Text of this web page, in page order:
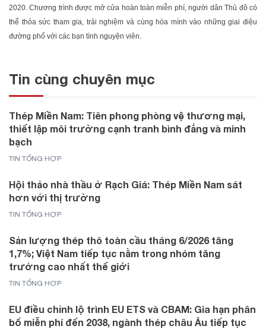
2020. Chương trình được mở cửa hoàn toàn miễn phí, người dân Thủ đô có
thể thỏa sức tham gia, trải nghiệm và cùng hòa mình vào những giai điệu
đường phố với các bạn tình nguyện viên.
Tin cùng chuyên mục
Thép Miền Nam: Tiên phong phòng vệ thương mại,
thiết lập môi trường cạnh tranh bình đẳng và minh
bạch
TIN TỔNG HỢP
Hội thảo nhà thầu ở Rạch Giá: Thép Miền Nam sát
hơn với thị trường
TIN TỔNG HỢP
Sản lượng thép thô toàn cầu tháng 6/2026 tăng
1,7%; Việt Nam tiếp tục nằm trong nhóm tăng
trưởng cao nhất thế giới
TIN TỔNG HỢP
EU điều chỉnh lộ trình EU ETS và CBAM: Gia hạn phân
bổ miễn phí đến 2038, ngành thép châu Âu tiếp tục